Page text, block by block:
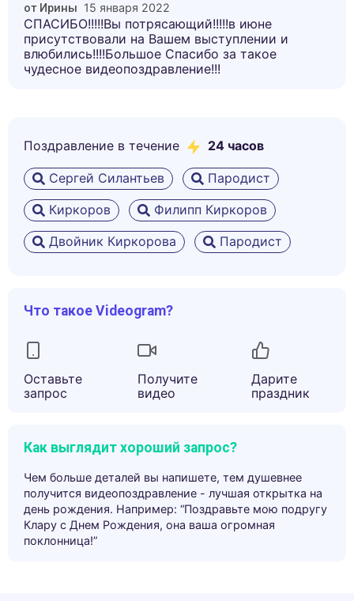
от Ирины 15 января 2022
СПАСИБО!!!!!Вы потрясающий!!!!!в июне
присутствовали на Вашем выступлении и
влюбились!!!!Большое Спасибо за такое
чудесное видеопоздравление!!!
Поздравление в течение 24 часов
Сергей Силантьев
Пародист
Киркоров
Филипп Киркоров
Двойник Киркорова
Пародист
Что такое Videogram?
Оставьте
запрос
Получите
видео
Дарите
праздник
Как выглядит хороший запрос?
Чем больше деталей вы напишете, тем душевнее
получится видеопоздравление - лучшая открытка на
день рождения. Например: “Поздравьте мою подругу
Клару с Днем Рождения, она ваша огромная
поклонница!”